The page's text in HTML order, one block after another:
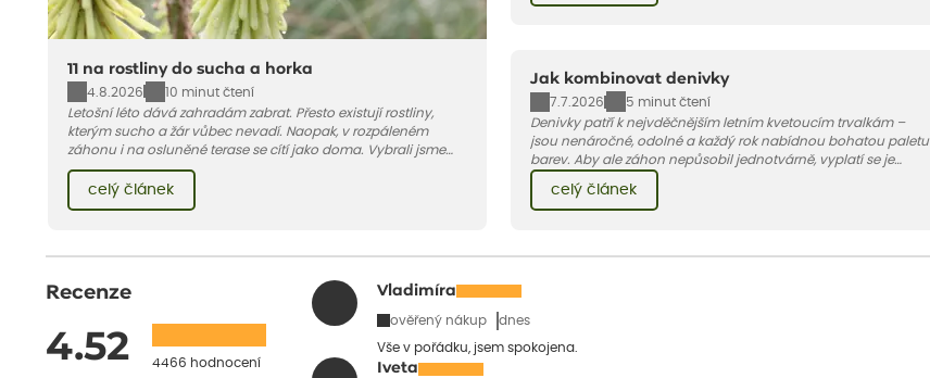
11 na rostliny do sucha a horka
4.8.2026
10 minut čtení
Letošní léto dává zahradám zabrat. Přesto existují rostliny,
kterým sucho a žár vůbec nevadí. Naopak, v rozpáleném
záhonu i na osluněné terase se cítí jako doma. Vybrali jsme
pro vás 11 tipů na odolné druhy, které zvládnou horké a suché
léto bez pravidelné zálivky. Pojďme se podívat, které to jsou.
celý článek
Jak kombinovat denivky
7.7.2026
5 minut čtení
Denivky patří k nejvděčnějším letním kvetoucím trvalkám –
jsou nenáročné, odolné a každý rok nabídnou bohatou paletu
barev. Aby ale záhon nepůsobil jednotvárně, vyplatí se je
jakými trvalkami a travinami denivky nejlépe ladí.
celý článek
Recenze
4.52 4466 hodnocení
Vladimíra
ověřený nákup dnes
Vše v pořádku, jsem spokojena.
Iveta